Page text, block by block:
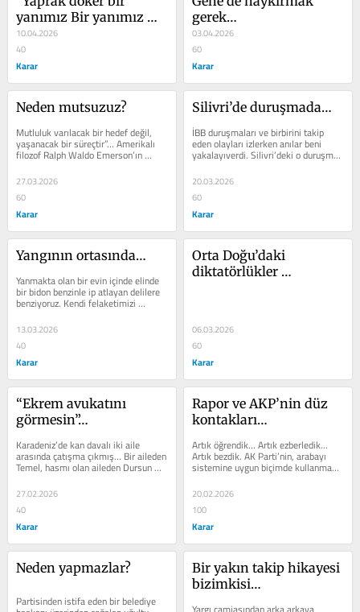
yanımız Bir yanımız
bahar bahçe”…
10.04.2026
40
Karar
gerek…
03.04.2026
60
Karar
Neden mutsuzuz?
Mutluluk varılacak bir hedef değil,
yaşanacak bir süreçtir”… Amerikalı
filozof Ralph Waldo Emerson’ın
mutluluk tanımı bu. 2026 Mutluluk...
27.03.2026
60
Karar
Silivri’de duruşmada…
İBB duruşmaları ve birbirini takip
eden olayları izlerken anılar beni
yakalayıverdi. Silivri’deki o duruşma
salonunu iyi bilen avukatlardan...
20.03.2026
60
Karar
Yangının ortasında…
Yanmakta olan bir evin içinde elinde
bir bidon benzinle ip atlayan delilere
benziyoruz. Kendi felaketimizi
hazırlar gibiyiz… Dünyanın bu
kaotik...
13.03.2026
40
Karar
Orta Doğu’daki
diktatörlükler
06.03.2026
60
Karar
“Ekrem avukatını
görmesin”…
Karadeniz’de kan davalı iki aile
arasında çatışma çıkmış… Bir aileden
Temel, hasmı olan aileden Dursun
yakalanmış. Yargılanmışlar....
27.02.2026
40
Karar
Rapor ve AKP’nin düz
kontakları…
Artık öğrendik… Artık ezberledik…
Artık bezdik. AK Parti’nin, arabayı
sistemine uygun biçimde kullanmak
yerine alelacele kabloları...
20.02.2026
100
Karar
Neden yapmazlar?
Partisinden istifa eden bir belediye
Bir yakın takip hikayesi
bizimkisi…